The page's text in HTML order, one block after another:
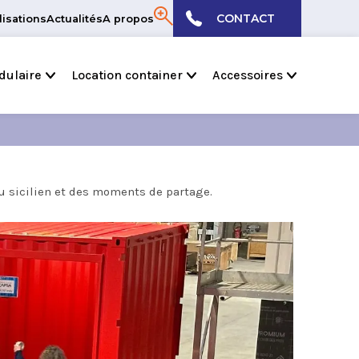
ActualitésA propos CONTACT
Location container Accessoires
sicilien et des moments de partage.